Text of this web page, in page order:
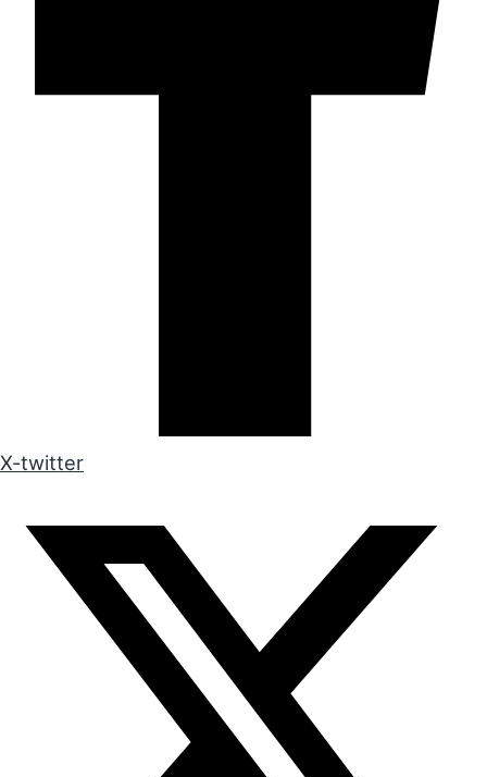
X-twitter